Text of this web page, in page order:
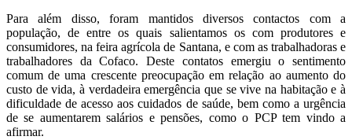
Para além disso, foram mantidos diversos contactos com a
população, de entre os quais salientamos os com produtores e
consumidores, na feira agrícola de Santana, e com as trabalhadoras e
trabalhadores da Cofaco. Deste contatos emergiu o sentimento
comum de uma crescente preocupação em relação ao aumento do
custo de vida, à verdadeira emergência que se vive na habitação e à
dificuldade de acesso aos cuidados de saúde, bem como a urgência
de se aumentarem salários e pensões, como o PCP tem vindo a
afirmar.